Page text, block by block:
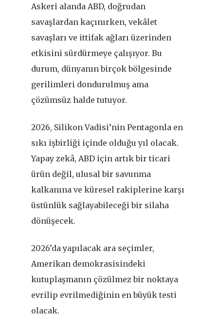
Askeri alanda ABD, doğrudan
savaşlardan kaçınırken, vekâlet
savaşları ve ittifak ağları üzerinden
etkisini sürdürmeye çalışıyor. Bu
durum, dünyanın birçok bölgesinde
gerilimleri dondurulmuş ama
çözümsüz halde tutuyor.
2026, Silikon Vadisi’nin Pentagonla en
sıkı işbirliği içinde olduğu yıl olacak.
Yapay zekâ, ABD için artık bir ticari
ürün değil, ulusal bir savunma
kalkanına ve küresel rakiplerine karşı
üstünlük sağlayabileceği bir silaha
dönüşecek.
2026’da yapılacak ara seçimler,
Amerikan demokrasisindeki
kutuplaşmanın çözülmez bir noktaya
evrilip evrilmediğinin en büyük testi
olacak.